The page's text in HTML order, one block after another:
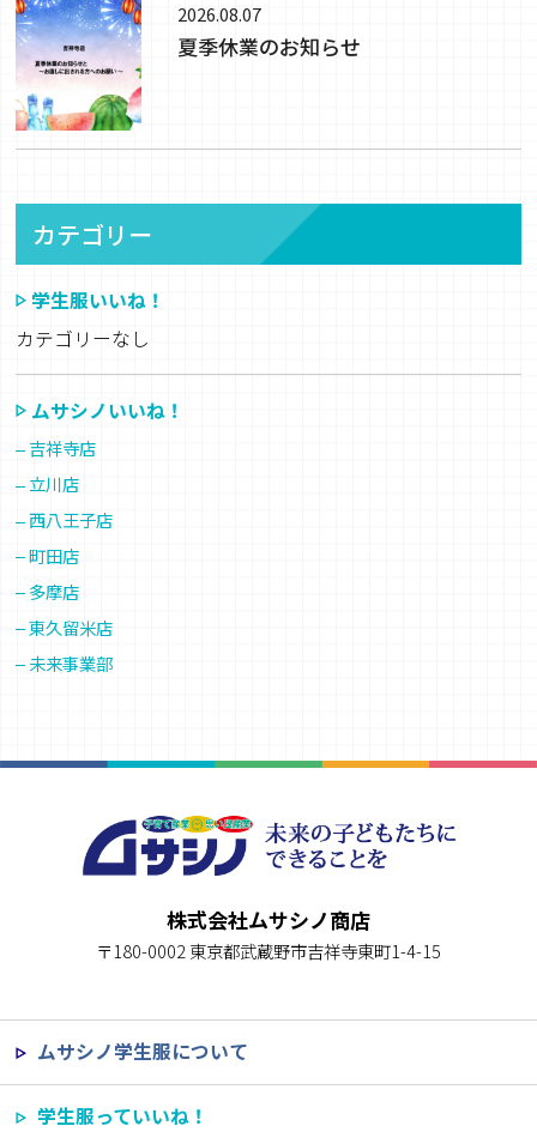
2026.08.07
夏季休業のお知らせ
カテゴリー
学生服いいね！
カテゴリーなし
ムサシノいいね！
吉祥寺店
立川店
西八王子店
町田店
多摩店
東久留米店
未来事業部
株式会社ムサシノ商店
〒180-0002 東京都武蔵野市吉祥寺東町1-4-15
ムサシノ学生服について
学生服っていいね！